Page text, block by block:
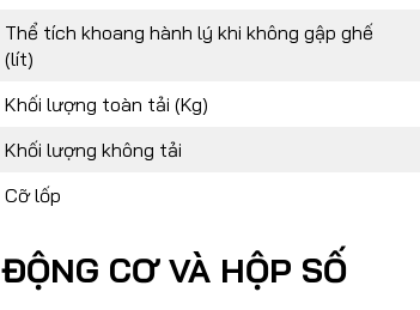
Thể tích khoang hành lý khi không gập ghế
(lít)
Khối lượng toàn tải (Kg)
Khối lượng không tải
Cỡ lốp
ĐỘNG CƠ VÀ HỘP SỐ